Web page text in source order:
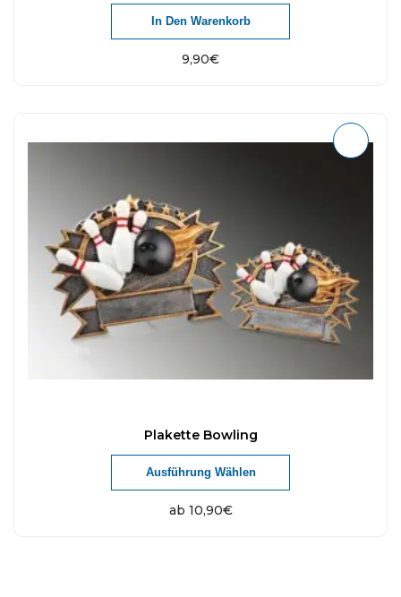
9,90€
In Den Warenkorb
Plakette Bowling
ab 10,90€
Ausführung Wählen